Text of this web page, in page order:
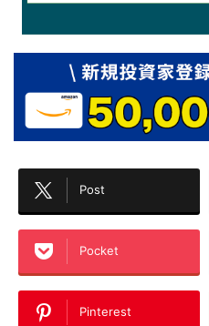
Post
Pocket
Pinterest